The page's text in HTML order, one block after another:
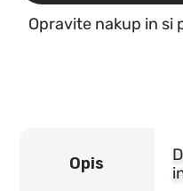
hrana
zaOpravite nakup in si
Opis